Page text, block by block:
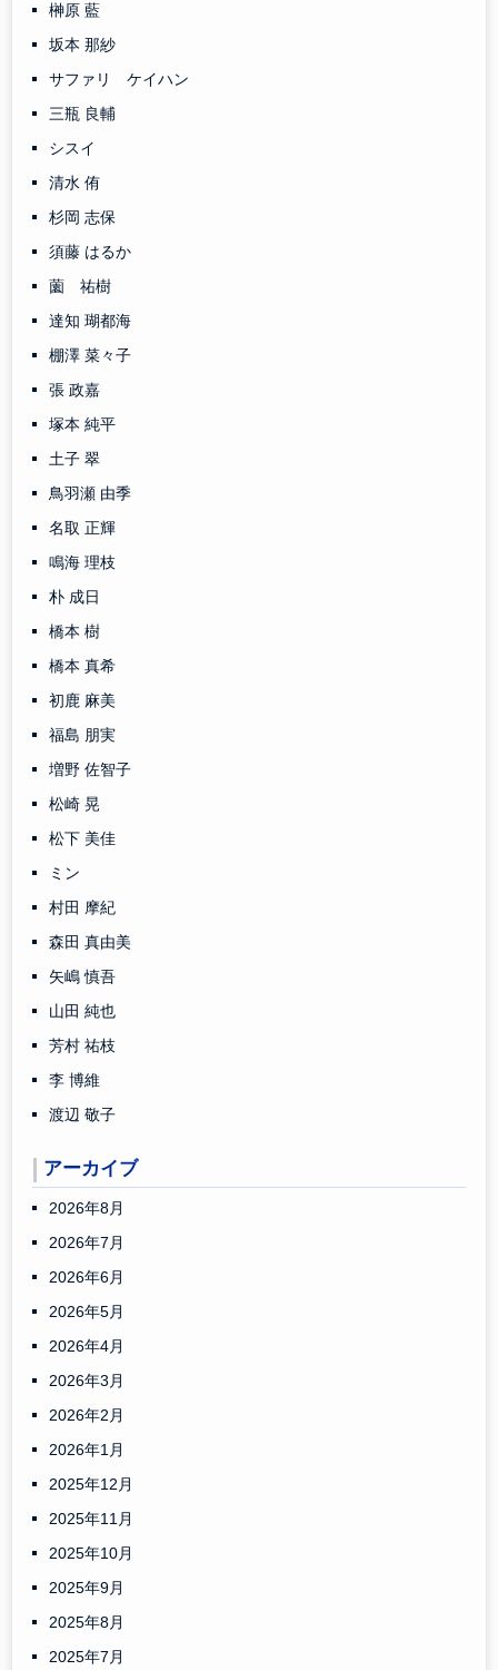
榊原 藍
坂本 那紗
サファリ ケイハン
三瓶 良輔
シスイ
清水 侑
杉岡 志保
須藤 はるか
薗 祐樹
達知 瑚都海
棚澤 菜々子
張 政嘉
塚本 純平
土子 翠
鳥羽瀬 由季
名取 正輝
鳴海 理枝
朴 成日
橋本 樹
橋本 真希
初鹿 麻美
福島 朋実
増野 佐智子
松崎 晃
松下 美佳
ミン
村田 摩紀
森田 真由美
矢嶋 慎吾
山田 純也
芳村 祐枝
李 博維
渡辺 敬子
アーカイブ
2026年8月
2026年7月
2026年6月
2026年5月
2026年4月
2026年3月
2026年2月
2026年1月
2025年12月
2025年11月
2025年10月
2025年9月
2025年8月
2025年7月